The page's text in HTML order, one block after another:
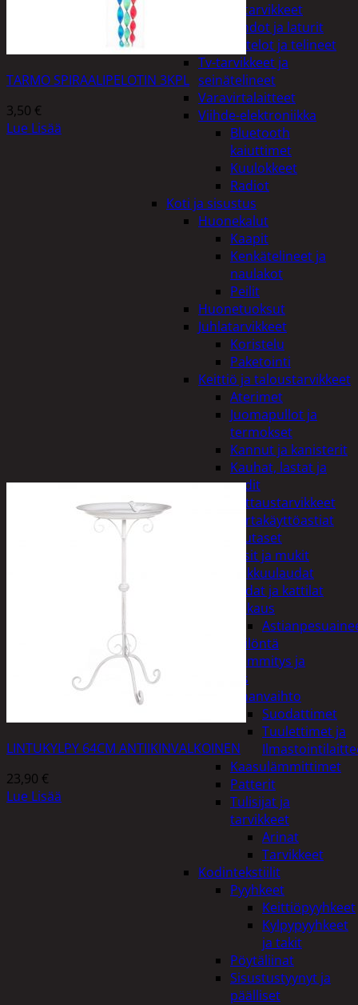
Puhelintarvikkeet
Johdot ja laturit
Kotelot ja telineet
Tv-tarvikkeet ja
seinätelineet
Varavirtalaitteet
Viihde-elektroniikka
Bluetooth
kaiuttimet
Kuulokkeet
Radiot
Koti ja sisustus
Huonekalut
Kaapit
Kenkätelineet ja
naulakot
Peilit
Huonetuoksut
Juhlatarvikkeet
Koristelu
Paketointi
Keittiö ja taloustarvikkeet
Aterimet
Juomapullot ja
termokset
Kannut ja kanisterit
Kauhat, lastat ja
sudit
Kattaustarvikkeet
Kertakäyttöastiat
Lautaset
Lasit ja mukit
Leikkuulaudat
Padat ja kattilat
Tiskaus
Säilöntä
Kodin lämmitys ja
tuuletus
Ilmanvaihto
Suodattimet
Tuulettimet ja
Kaasulämmittimet
Patterit
Tulisijat ja
tarvikkeet
Arinat
Tarvikkeet
Kodintekstiilit
Pyyhkeet
Keittiöpyyhkeet
Kylpypyyhkeet
ja takit
Pöytäliinat
Sisustustyynyt ja
päälliset
TARMO SPIRAALIPELOTIN 3KPL
3,50 €
Lue Lisää
LINTUKYLPY 64CM ANTIIKINVALKOINEN
23,90 €
Lue Lisää